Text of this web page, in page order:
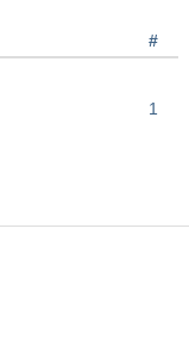
#
1